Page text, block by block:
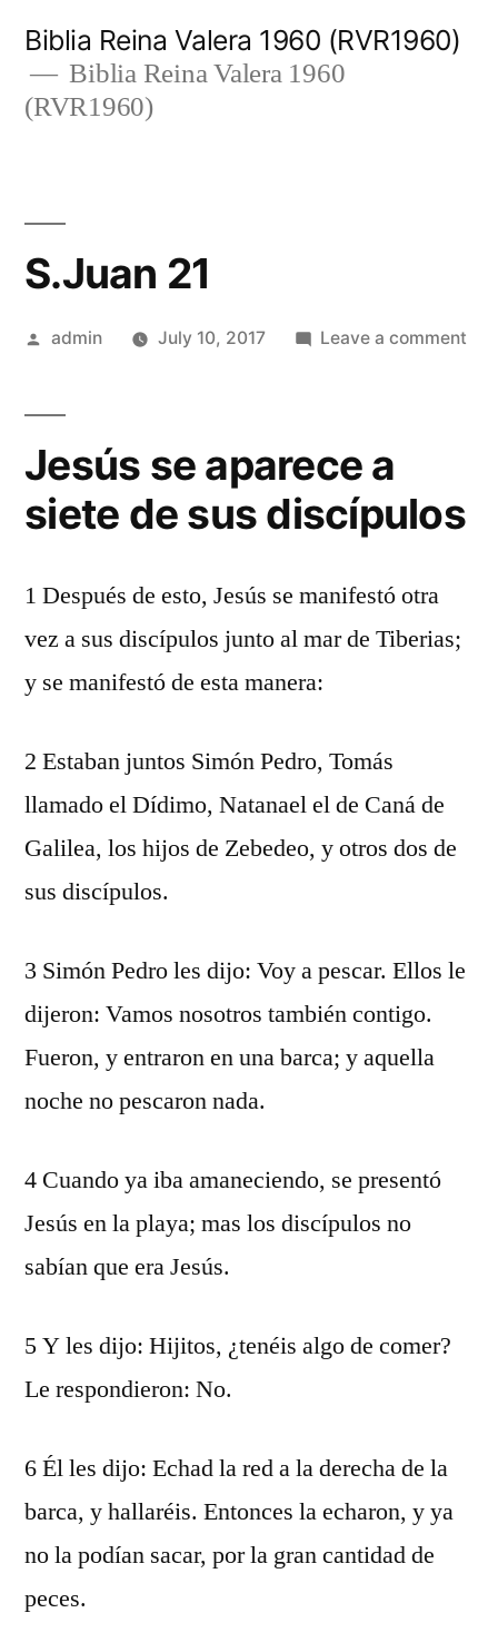
content
Biblia Reina Valera 1960 (RVR1960)
Biblia Reina Valera 1960
(RVR1960)
S.Juan 21
Posted
admin July 10, 2017 Leave a comment
Jesús se aparece a
siete de sus discípulos
1 Después de esto, Jesús se manifestó otra
vez a sus discípulos junto al mar de Tiberias;
y se manifestó de esta manera:
2 Estaban juntos Simón Pedro, Tomás
llamado el Dídimo, Natanael el de Caná de
Galilea, los hijos de Zebedeo, y otros dos de
sus discípulos.
3 Simón Pedro les dijo: Voy a pescar. Ellos le
dijeron: Vamos nosotros también contigo.
Fueron, y entraron en una barca; y aquella
noche no pescaron nada.
4 Cuando ya iba amaneciendo, se presentó
Jesús en la playa; mas los discípulos no
sabían que era Jesús.
5 Y les dijo: Hijitos, ¿tenéis algo de comer?
Le respondieron: No.
6 Él les dijo: Echad la red a la derecha de la
barca, y hallaréis. Entonces la echaron, y ya
no la podían sacar, por la gran cantidad de
peces.